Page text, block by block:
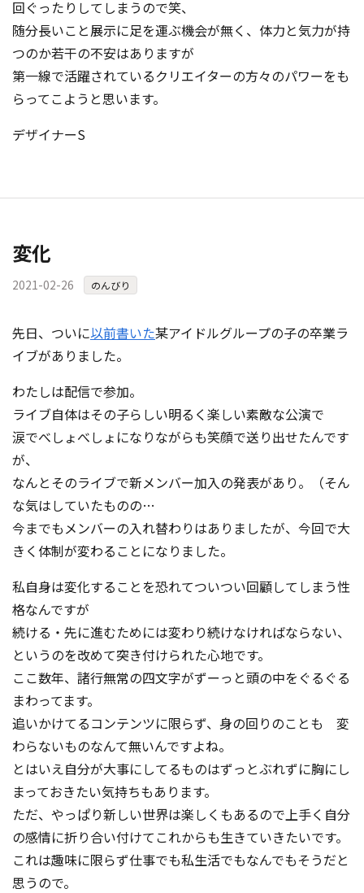
回ぐったりしてしまうので笑、
随分長いこと展示に足を運ぶ機会が無く、体力と気力が持
つのか若干の不安はありますが
第一線で活躍されているクリエイターの方々のパワーをも
らってこようと思います。
デザイナーS
変化
2021-02-26 のんびり
先日、ついに以前書いた某アイドルグループの子の卒業ラ
イブがありました。
わたしは配信で参加。
ライブ自体はその子らしい明るく楽しい素敵な公演で
涙でべしょべしょになりながらも笑顔で送り出せたんです
が、
なんとそのライブで新メンバー加入の発表があり。（そん
な気はしていたものの…
今までもメンバーの入れ替わりはありましたが、今回で大
きく体制が変わることになりました。
私自身は変化することを恐れてついつい回顧してしまう性
格なんですが
続ける・先に進むためには変わり続けなければならない、
というのを改めて突き付けられた心地です。
ここ数年、諸行無常の四文字がずーっと頭の中をぐるぐる
まわってます。
追いかけてるコンテンツに限らず、身の回りのことも 変
わらないものなんて無いんですよね。
とはいえ自分が大事にしてるものはずっとぶれずに胸にし
まっておきたい気持ちもあります。
ただ、やっぱり新しい世界は楽しくもあるので上手く自分
の感情に折り合い付けてこれからも生きていきたいです。
これは趣味に限らず仕事でも私生活でもなんでもそうだと
思うので。